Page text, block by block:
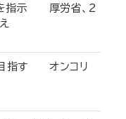
を指示 厚労省、2
指す オンコリ